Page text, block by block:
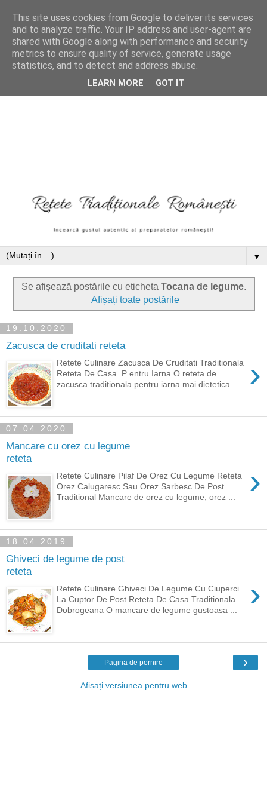
▼
Se afișează postările cu eticheta Tocana de legume.
Afișați toate postările
19.10.2020
Zacusca de cruditati reteta
›
Retete Culinare Zacusca De Cruditati Traditionala
Reteta De Casa P entru Iarna O reteta de
zacusca traditionala pentru iarna mai dietetica ...
07.04.2020
Mancare cu orez cu legume
reteta
›
Retete Culinare Pilaf De Orez Cu Legume Reteta
Orez Calugaresc Sau Orez Sarbesc De Post
Traditional Mancare de orez cu legume, orez ...
18.04.2019
Ghiveci de legume de post
reteta
›
Retete Culinare Ghiveci De Legume Cu Ciuperci
La Cuptor De Post Reteta De Casa Traditionala
Dobrogeana O mancare de legume gustoasa ...
›
Pagina de pornire
Afișați versiunea pentru web
This site uses cookies from Google to deliver its services
and to analyze traffic. Your IP address and user-agent are
shared with Google along with performance and security
metrics to ensure quality of service, generate usage
statistics, and to detect and address abuse.
LEARN MORE GOT IT